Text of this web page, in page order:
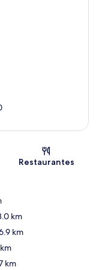
Restaurantes
km
km
km